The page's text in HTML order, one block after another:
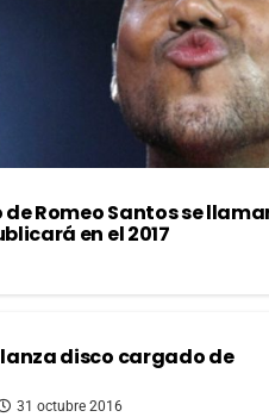
de Romeo Santos se
en el 2017
disco cargado de
31 octubre 2016